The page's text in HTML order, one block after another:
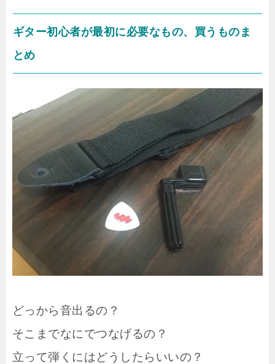
ギター初心者が最初に必要なもの、買うものま
とめ
どっから音出るの？
そこまでなにでつなげるの？
立って弾くにはどうしたらいいの？